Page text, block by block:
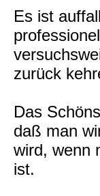
Es ist
zurück
Das
daß man
wird, wenn
ist.